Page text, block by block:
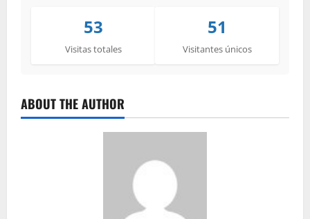
53
Visitas totales
51
Visitantes únicos
ABOUT THE AUTHOR